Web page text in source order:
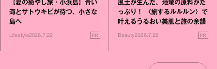
【夏の癒やし旅・小浜島】青い
海とサトウキビが待つ、小さな
島へ
Lifestyle2026.7.22 PR
風土が生んだ、地域の原料がた
っぷり！ 〈旅するルルルン〉で
叶えるうるおい美肌と旅の余韻
Beauty2026.7.22 PR